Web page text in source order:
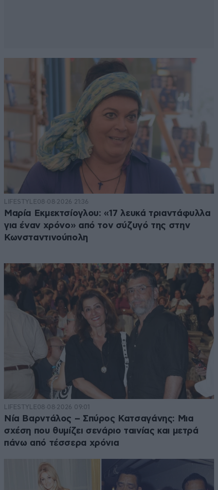
LIFESTYLE08·08·2026 21:36
Μαρία Εκμεκτσίογλου: «17 λευκά τριαντάφυλλα
για έναν χρόνο» από τον σύζυγό της στην
Κωνσταντινούπολη
LIFESTYLE08·08·2026 09:01
Νία Βαρντάλος – Σπύρος Κατσαγάνης: Μια
σχέση που θυμίζει σενάριο ταινίας και μετρά
πάνω από τέσσερα χρόνια